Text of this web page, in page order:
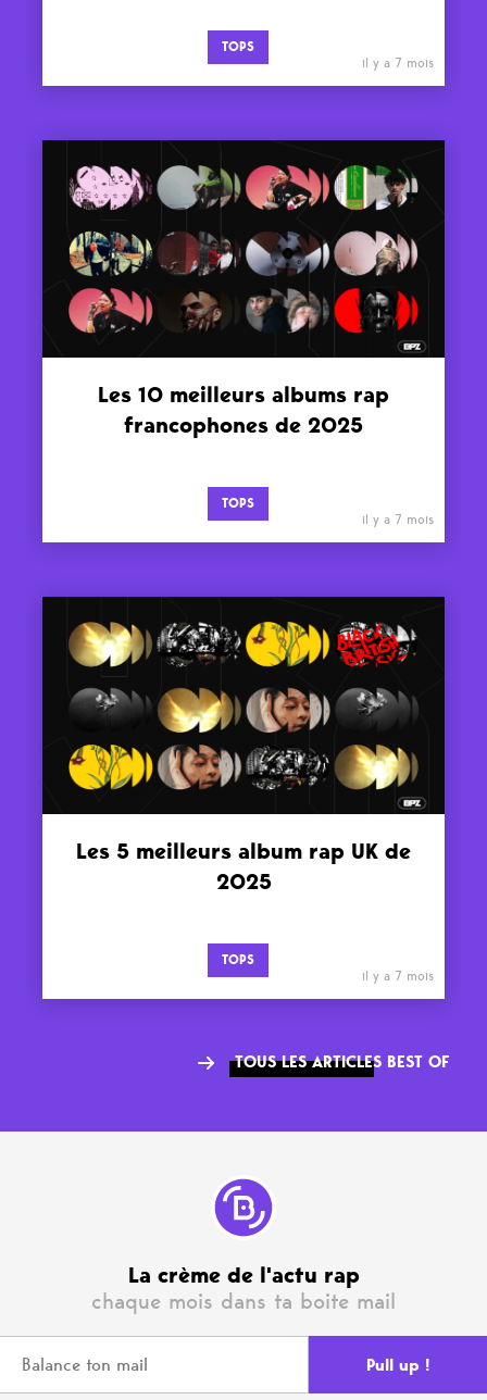
TOPS
il y a 7 mois
Les 10 meilleurs albums rap
francophones de 2025
TOPS
il y a 7 mois
Les 5 meilleurs album rap UK de
2025
TOPS
il y a 7 mois
TOUS LES ARTICLES BEST OF
La crème de l'actu rap
chaque mois dans ta boite mail